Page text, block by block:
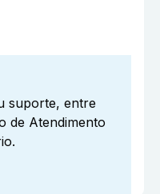
suporte, entre
de Atendimento